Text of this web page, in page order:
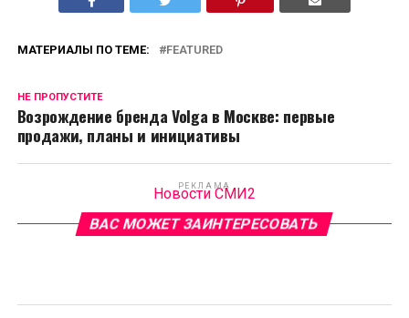
МАТЕРИАЛЫ ПО ТЕМЕ: FEATURED
НЕ ПРОПУСТИТЕ
Возрождение бренда Volga в Москве: первые
продажи, планы и инициативы
РЕКЛАМА
Новости СМИ2
ВАС МОЖЕТ ЗАИНТЕРЕСОВАТЬ